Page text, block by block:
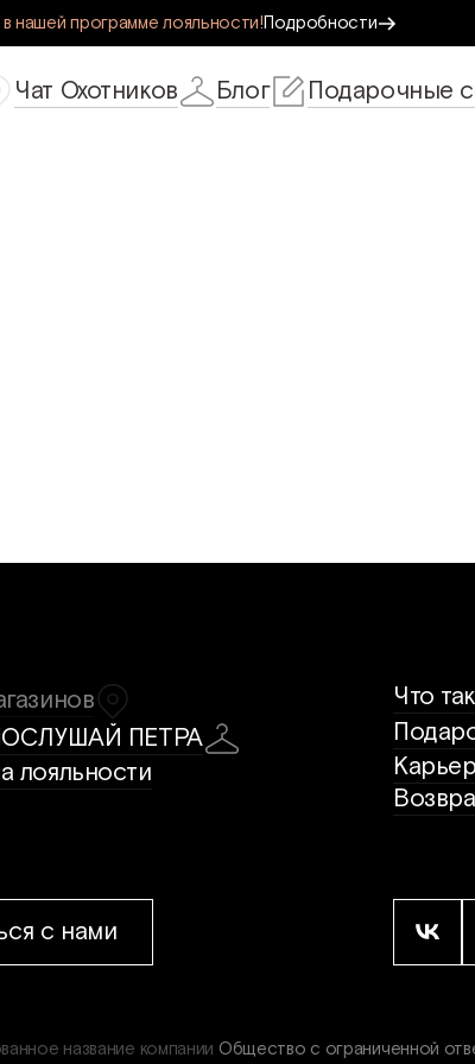
нашей программе лояльности!Подробности
Чат Охотников Блог Подарочные
с нами
название компании Общество с ограниченной
ПЕТРА
лояльности
Что